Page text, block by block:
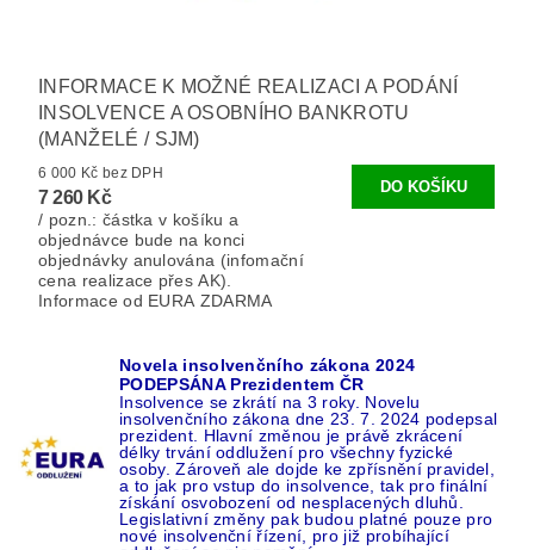
INFORMACE K MOŽNÉ REALIZACI A PODÁNÍ
INSOLVENCE A OSOBNÍHO BANKROTU
(MANŽELÉ / SJM)
6 000 Kč bez DPH
7 260 Kč
/ pozn.: částka v košíku a
objednávce bude na konci
objednávky anulována (infomační
cena realizace přes AK).
Informace od EURA ZDARMA
Novela insolvenčního zákona 2024
PODEPSÁNA Prezidentem ČR
Insolvence se zkrátí na 3 roky. Novelu
insolvenčního zákona dne 23. 7. 2024 podepsal
prezident. Hlavní změnou je právě zkrácení
délky trvání oddlužení pro všechny fyzické
osoby. Zároveň ale dojde ke zpřísnění pravidel,
a to jak pro vstup do insolvence, tak pro finální
získání osvobození od nesplacených dluhů.
Legislativní změny pak budou platné pouze pro
nové insolvenční řízení, pro již probíhající